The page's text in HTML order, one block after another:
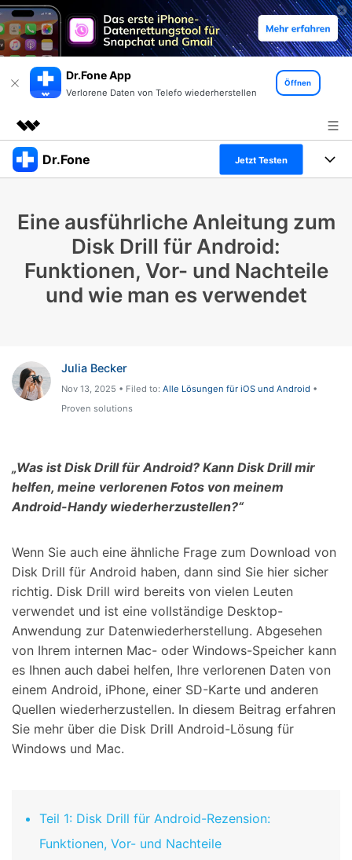
Dr.Fone App
Verlorene Daten von Telefo wiederherstellen
Öffnen
Top-Produkte
Dienstprogramme
Überblick
Presseraum
Dr.Fone Jetzt Testen
Alles-in-einem-Toolkit
Weitere Tools und Apps
Entdecken Sie weitere Dr.Fone-Lösungen
Lernen und Unterstützung
DOWNLOAD
Eine ausführliche Anleitung zum
Disk Drill für Android:
Funktionen, Vor- und Nachteile
und wie man es verwendet
Julia Becker
Nov 13, 2025 • Filed to: Alle Lösungen für iOS und Android •
Proven solutions
„Was ist Disk Drill für Android? Kann Disk Drill mir
helfen, meine verlorenen Fotos von meinem
Android-Handy wiederherzustellen?“
Wenn Sie auch eine ähnliche Frage zum Download von
Disk Drill für Android haben, dann sind Sie hier sicher
richtig. Disk Drill wird bereits von vielen Leuten
verwendet und ist eine vollständige Desktop-
Anwendung zur Datenwiederherstellung. Abgesehen
von Ihrem internen Mac- oder Windows-Speicher kann
es Ihnen auch dabei helfen, Ihre verlorenen Daten von
einem Android, iPhone, einer SD-Karte und anderen
Quellen wiederherzustellen. In diesem Beitrag erfahren
Sie mehr über die Disk Drill Android-Lösung für
Windows und Mac.
Teil 1: Disk Drill für Android-Rezension:
Funktionen, Vor- und Nachteile